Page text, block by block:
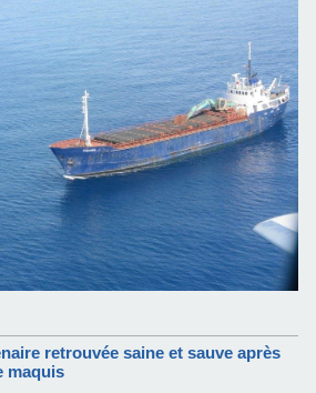
retrouvée saine et sauve après
maquis